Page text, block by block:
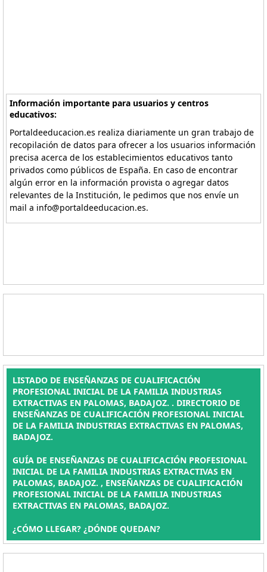
Información importante para usuarios y centros
educativos:
Portaldeeducacion.es realiza diariamente un gran trabajo de
recopilación de datos para ofrecer a los usuarios información
precisa acerca de los establecimientos educativos tanto
privados como públicos de España. En caso de encontrar
algún error en la información provista o agregar datos
relevantes de la Institución, le pedimos que nos envíe un
mail a info@portaldeeducacion.es.
LISTADO DE ENSEÑANZAS DE CUALIFICACIÓN
PROFESIONAL INICIAL DE LA FAMILIA INDUSTRIAS
EXTRACTIVAS EN PALOMAS, BADAJOZ. . DIRECTORIO DE
ENSEÑANZAS DE CUALIFICACIÓN PROFESIONAL INICIAL
DE LA FAMILIA INDUSTRIAS EXTRACTIVAS EN PALOMAS,
BADAJOZ.
GUÍA DE ENSEÑANZAS DE CUALIFICACIÓN PROFESIONAL
INICIAL DE LA FAMILIA INDUSTRIAS EXTRACTIVAS EN
PALOMAS, BADAJOZ. , ENSEÑANZAS DE CUALIFICACIÓN
PROFESIONAL INICIAL DE LA FAMILIA INDUSTRIAS
EXTRACTIVAS EN PALOMAS, BADAJOZ.
¿CÓMO LLEGAR? ¿DÓNDE QUEDAN?